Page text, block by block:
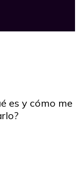
es y cómo me